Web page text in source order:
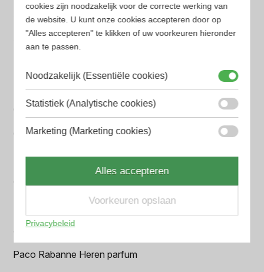
Armani Heren parfum
Azzaro Heren parfum
Chanel Heren parfum
Creed heren parfum
Dior Heren parfum
Hugo Boss Heren parfum
Jean Paul Gaultier Heren parfum
Paco Rabanne Heren parfum
cookies zijn noodzakelijk voor de correcte werking van
de website. U kunt onze cookies accepteren door op
"Alles accepteren" te klikken of uw voorkeuren hieronder
aan te passen.
Noodzakelijk (Essentiële cookies)
Statistiek (Analytische cookies)
Marketing (Marketing cookies)
Alles accepteren
Voorkeuren opslaan
Privacybeleid